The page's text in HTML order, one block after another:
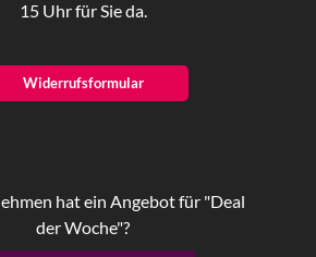
15 Uhr für Sie da.
Widerrufsformular
hat ein Angebot für "Deal
der Woche"?